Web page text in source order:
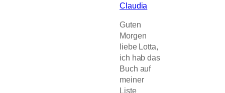
Claudia
Guten
Morgen
liebe Lotta,
ich hab das
Buch auf
meiner
Liste